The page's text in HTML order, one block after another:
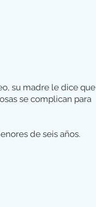
su madre le dice que
se complican para
de seis años.